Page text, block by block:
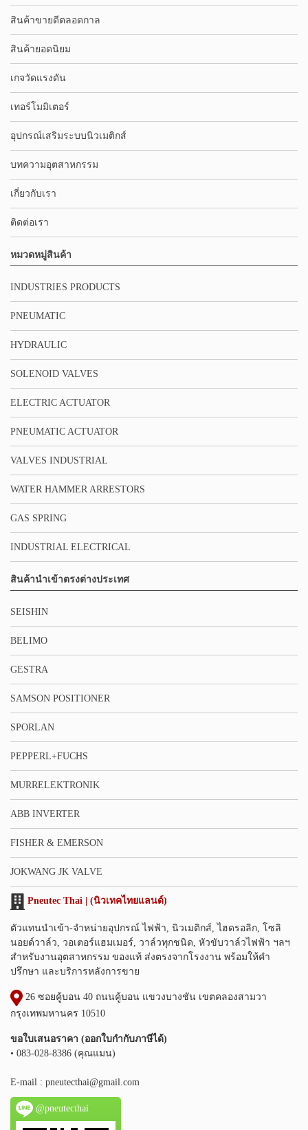
สินค้าขายดีตลอดกาล
สินค้ายอดนิยม
เกจวัดแรงดัน
เทอร์โมมิเตอร์
อุปกรณ์เสริมระบบนิวเมติกส์
บทความอุตสาหกรรม
เกี่ยวกับเรา
ติดต่อเรา
หมวดหมู่สินค้า
INDUSTRIES PRODUCTS
PNEUMATIC
HYDRAULIC
SOLENOID VALVES
ELECTRIC ACTUATOR
PNEUMATIC ACTUATOR
VALVES INDUSTRIAL
WATER HAMMER ARRESTORS
GAS SPRING
INDUSTRIAL ELECTRICAL
สินค้านำเข้าตรงต่างประเทศ
SEISHIN
BELIMO
GESTRA
SAMSON POSITIONER
SPORLAN
PEPPERL+FUCHS
MURRELEKTRONIK
ABB INVERTER
FISHER & EMERSON
JOKWANG JK VALVE
Pneutec Thai | (นิวเทคไทยแลนด์)
ตัวแทนนำเข้า-จำหน่ายอุปกรณ์ ไฟฟ้า, นิวเมติกส์, ไฮดรอลิก, โซลิ
นอยด์วาล์ว, วอเตอร์แฮมเมอร์, วาล์วทุกชนิด, หัวขับวาล์วไฟฟ้า ฯลฯ
สำหรับงานอุตสาหกรรม ของแท้ ส่งตรงจากโรงงาน พร้อมให้คำ
ปรึกษา และบริการหลังการขาย
26 ซอยคู้บอน 40 ถนนคู้บอน แขวงบางชัน เขตคลองสามวา
กรุงเทพมหานคร 10510
ขอใบเสนอราคา (ออกใบกำกับภาษีได้)
• 083-028-8386 (คุณแมน)
E-mail : pneutecthai@gmail.com
@pneutecthai